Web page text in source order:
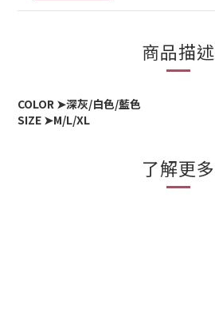
商品描述
COLOR ➤深灰/白色/藍色
SIZE ➤M/L/XL
了解更多